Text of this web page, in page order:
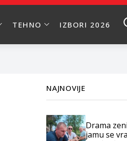
TEHNO IZBORI 2026
NAJNOVIJE
Drama
jamu se